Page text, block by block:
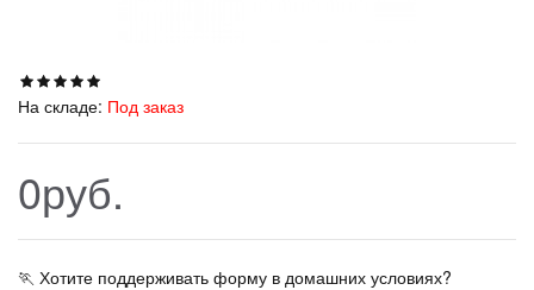
На складе: Под заказ
0руб.
🏃‍ Хотите поддерживать форму в домашних условиях?